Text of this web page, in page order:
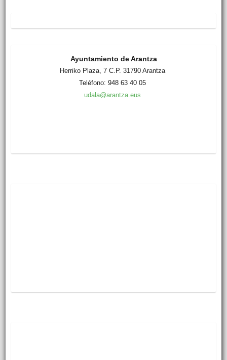
Ayuntamiento de Arantza
Herriko Plaza, 7 C.P. 31790 Arantza
Teléfono: 948 63 40 05
udala@arantza.eus